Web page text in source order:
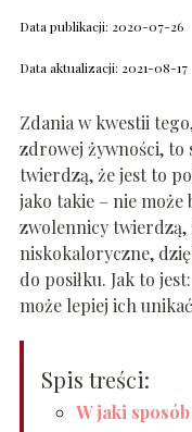
Data publikacji: 2020-07-26
Data aktualizacji: 2021-08-17
Zdania w kwestii
zdrowej żywności,
twierdzą, że jest to
jako takie – nie
zwolennicy twierdzą,
niskokaloryczne,
do posiłku. Jak to
może lepiej ich
Spis treści:
W jaki